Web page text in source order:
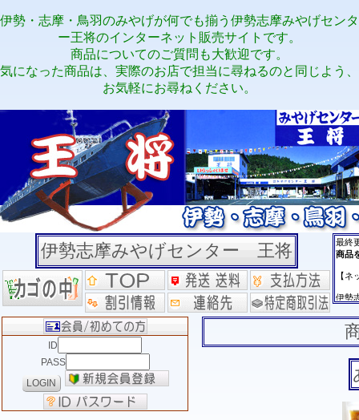
伊勢・志摩・鳥羽のみやげが何でも揃う伊勢志摩みやげセンタ
ー王将のインターネット販売サイトです。
商品についてのご質問も大歓迎です。
気になった商品は、実際のお店で担当に尋ねるのと同じよう、
お気軽にお尋ねください。
伊勢志摩みやげセンター 王将
ID
PASS